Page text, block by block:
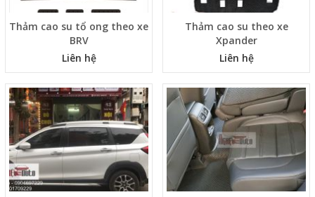
Thảm cao su tổ ong theo xe
BRV
Liên hệ
Thảm cao su theo xe
Xpander
Liên hệ